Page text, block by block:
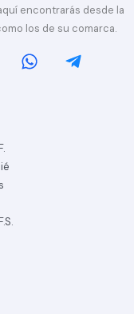
encontrarás desde la
los de su comarca.